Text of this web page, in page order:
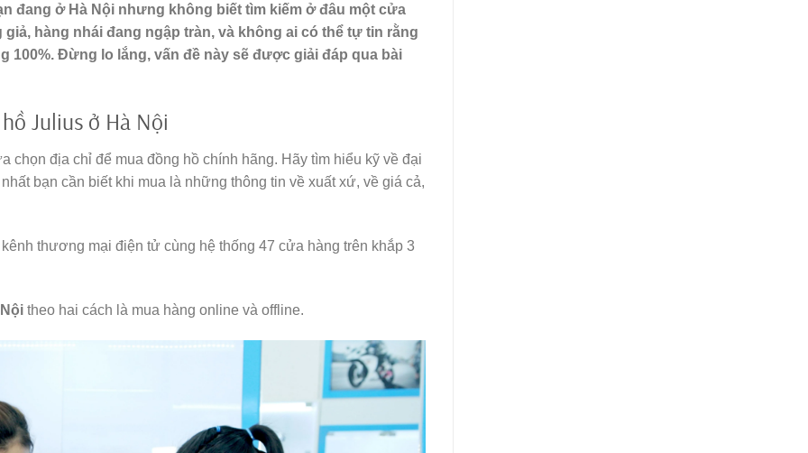
đang ở Hà Nội nhưng không biết tìm kiếm ở đâu một cửa
hàng nhái đang ngập tràn, và không ai có thể tự tin rằng
100%. Đừng lo lắng, vấn đề này sẽ được giải đáp qua bài
Julius ở Hà Nội
chọn địa chỉ để mua đồng hồ chính hãng. Hãy tìm hiểu kỹ về đại
bạn cần biết khi mua là những thông tin về xuất xứ, về giá cả,
thương mại điện tử cùng hệ thống 47 cửa hàng trên khắp 3
theo hai cách là mua hàng online và offline.